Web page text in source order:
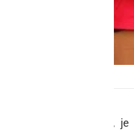
že nekaj minulih let,